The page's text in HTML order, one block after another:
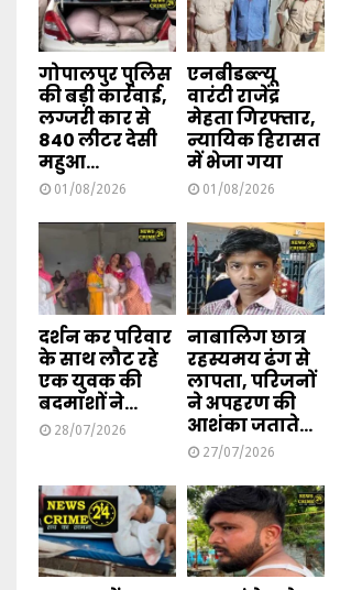
गोपालपुर पुलिस
की बड़ी कार्रवाई,
लग्जरी कार से
840 लीटर देसी
महुआ...
01/08/2026
एनबीडब्ल्यू
वारंटी राजेंद्र
मेहता गिरफ्तार,
न्यायिक हिरासत
में भेजा गया
01/08/2026
दर्शन कर परिवार
के साथ लौट रहे
एक युवक की
बदमाशों ने...
28/07/2026
नाबालिग छात्र
रहस्यमय ढंग से
लापता, परिजनों
ने अपहरण की
आशंका जताते...
27/07/2026